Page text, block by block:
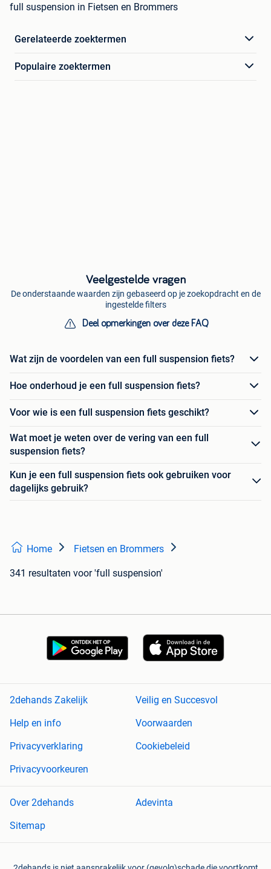
full suspension in Fietsen en Brommers
Gerelateerde zoektermen
Populaire zoektermen
Veelgestelde vragen
De onderstaande waarden zijn gebaseerd op je zoekopdracht en de
ingestelde filters
Deel opmerkingen over deze FAQ
Wat zijn de voordelen van een full suspension fiets?
Hoe onderhoud je een full suspension fiets?
Voor wie is een full suspension fiets geschikt?
Wat moet je weten over de vering van een full
suspension fiets?
Kun je een full suspension fiets ook gebruiken voor
dagelijks gebruik?
Home Fietsen en Brommers
341 resultaten voor 'full suspension'
2dehands Zakelijk
Veilig en Succesvol
Help en info
Voorwaarden
Privacyverklaring
Cookiebeleid
Privacyvoorkeuren
Over 2dehands
Adevinta
Sitemap